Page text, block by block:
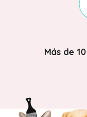
Más de